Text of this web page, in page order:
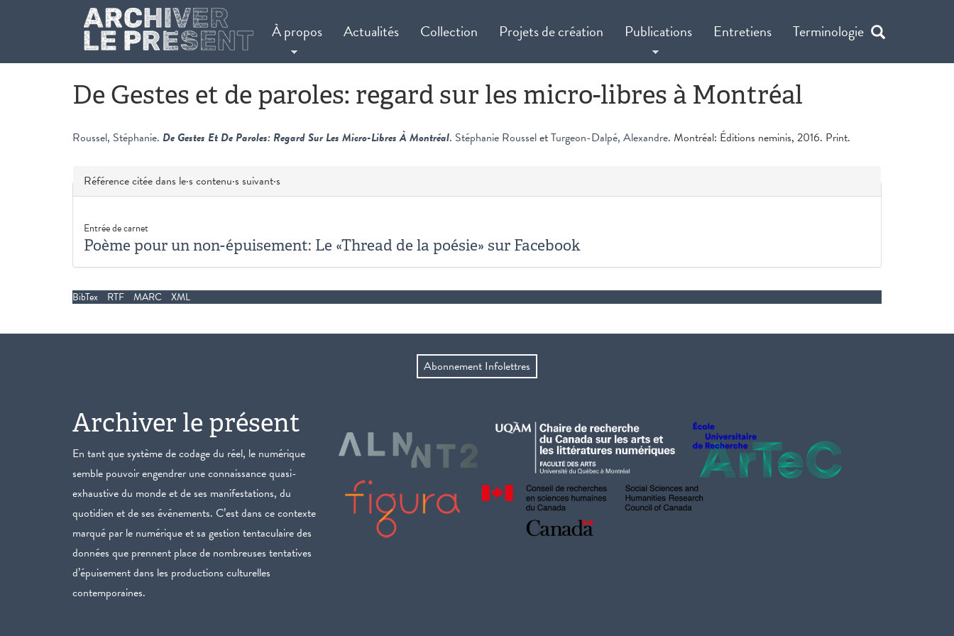
Aller au contenu principal
À propos Actualités Collection Projets de création Publications Entretiens Terminologie
De Gestes et de paroles: regard sur les micro-libres à Montréal
Roussel, Stéphanie. De Gestes Et De Paroles: Regard Sur Les Micro-Libres À Montréal. Stéphanie RousseletTurgeon-Dalpé, Alexandre. Montréal: Éditions neminis, 2016. Print.
Masquer
Référence citée dans le·s contenu·s suivant·s
Entrée de carnet
Poème pour un non-épuisement: Le «Thread de la poésie» sur Facebook
BibTex RTF MARC XML
Abonnement Infolettres
Archiver le présent
En tant que système de codage du réel, le numérique
semble pouvoir engendrer une connaissance quasi-
exhaustive du monde et de ses manifestations, du
quotidien et de ses événements. C’est dans ce contexte
marqué par le numérique et sa gestion tentaculaire des
données que prennent place de nombreuses tentatives
d’épuisement dans les productions culturelles
contemporaines.